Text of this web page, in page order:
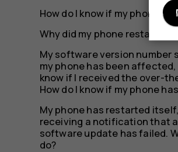
How do I know if my phone
Why did my phone restart
My software version number
my phone has been affected,
know if I received the over-
How do I know if my phone
My phone has restarted
receiving a notification that
software update has failed.
do?